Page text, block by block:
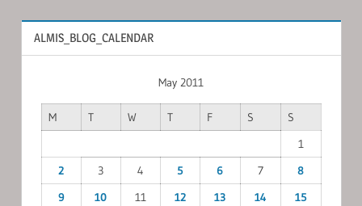
ALMIS_BLOG_CALENDAR
May 2011
M T W T F S
S
1
2
3 4 5 6 7
8
9
10 11 12 13 14
15